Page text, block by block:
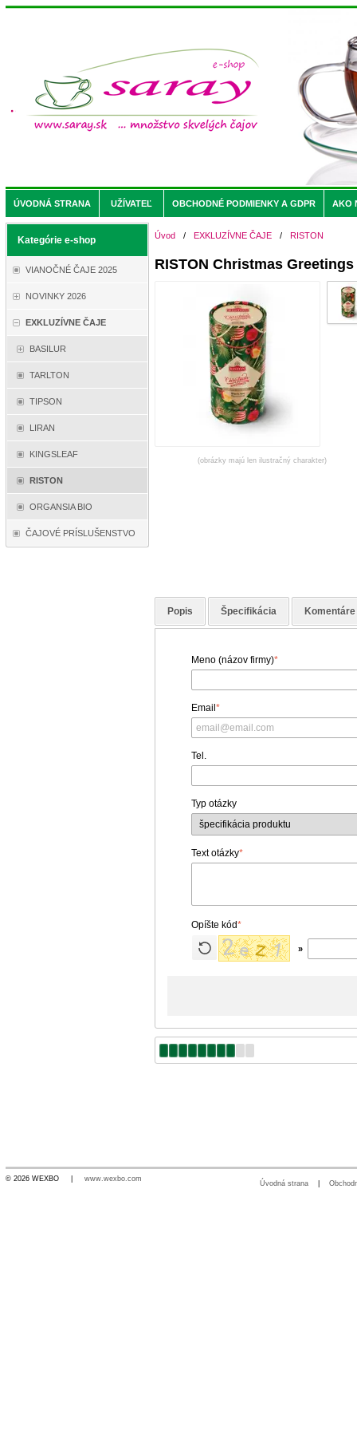
ÚVODNÁ STRANA UŽÍVATEĽ OBCHODNÉ PODMIENKY A GDPR AKO
Kategórie e-shop
VIANOČNÉ ČAJE 2025
NOVINKY 2026
EXKLUZÍVNE ČAJE
BASILUR
TARLTON
TIPSON
LIRAN
KINGSLEAF
RISTON
ORGANSIA BIO
ČAJOVÉ PRÍSLUŠENSTVO
Úvod / EXKLUZÍVNE ČAJE / RISTON
RISTON Christmas
(obrázky majú len ilustračný charakter)
Popis Špecifikácia Komentáre
Meno (názov firmy)*
Email*
Tel.
Typ otázky
Text otázky*
Opíšte kód*
»
© 2026 WEXBO | www.wexbo.com
Úvodná strana